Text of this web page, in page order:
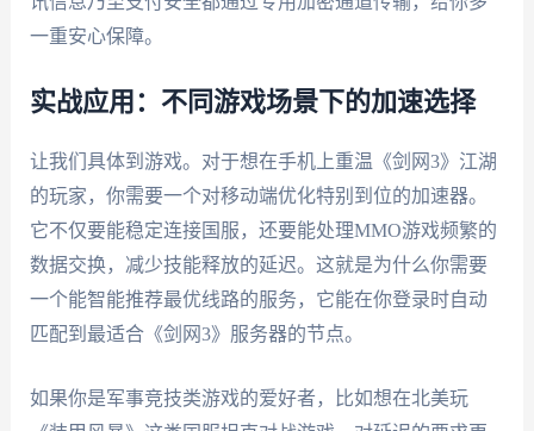
一重安心保障。
实战应用：不同游戏场景下的加速选择
让我们具体到游戏。对于想在手机上重温《剑网3》江湖
的玩家，你需要一个对移动端优化特别到位的加速器。
它不仅要能稳定连接国服，还要能处理MMO游戏频繁的
数据交换，减少技能释放的延迟。这就是为什么你需要
一个能智能推荐最优线路的服务，它能在你登录时自动
匹配到最适合《剑网3》服务器的节点。
如果你是军事竞技类游戏的爱好者，比如想在北美玩